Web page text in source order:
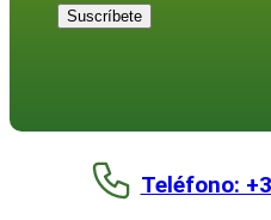
Suscríbete
Teléfono: